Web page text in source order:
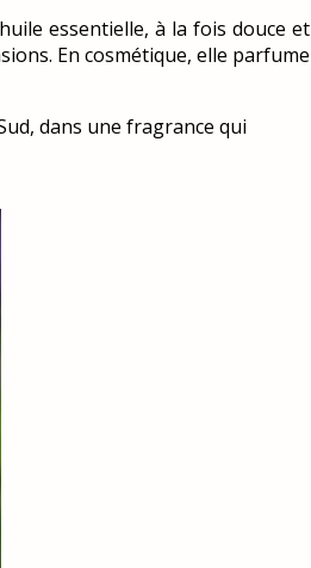
essentielle, à la fois douce et
En cosmétique, elle parfume
dans une fragrance qui